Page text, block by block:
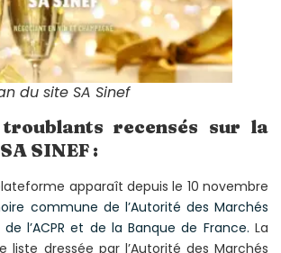
du site SA Sinef
recensés sur la
SINEF :
apparaît depuis le 10 novembre
commune de l’Autorité des Marchés
de l’ACPR et de la Banque de France. La
liste dressée par l’Autorité des Marchés